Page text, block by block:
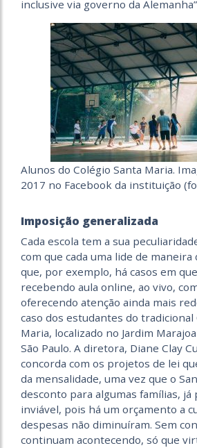
inclusive via governo da
Alunos do Colégio Santa Maria.
2017 no Facebook da instituição
Imposição generalizada
Cada escola tem a sua
com que cada uma lide de
que, por exemplo, há casos em
recebendo aula online, ao vivo,
oferecendo atenção ainda mais
caso dos estudantes do tradicional
Maria, localizado no Jardim
São Paulo. A diretora, Diane Clay
concorda com os projetos de lei
da mensalidade, uma vez que o
desconto para algumas famílias, já
inviável, pois há um orçamento a
despesas não diminuíram. Sem
continuam acontecendo, só que